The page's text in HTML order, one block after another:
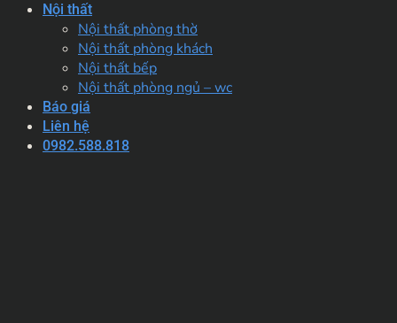
Nội thất
Nội thất phòng thờ
Nội thất phòng khách
Nội thất bếp
Nội thất phòng ngủ – wc
Báo giá
Liên hệ
0982.588.818